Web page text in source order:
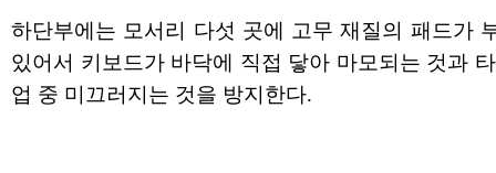
하단부에는 모서리 다섯 곳에 고무 재질의 패드가
있어서 키보드가 바닥에 직접 닿아 마모되는 것과
업 중 미끄러지는 것을 방지한다.